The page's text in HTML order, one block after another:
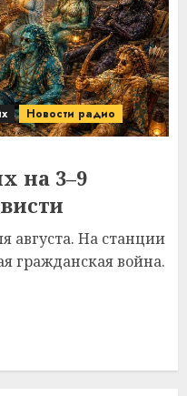
Новости радио
на 3–9
августа. На станции
гражданская война.